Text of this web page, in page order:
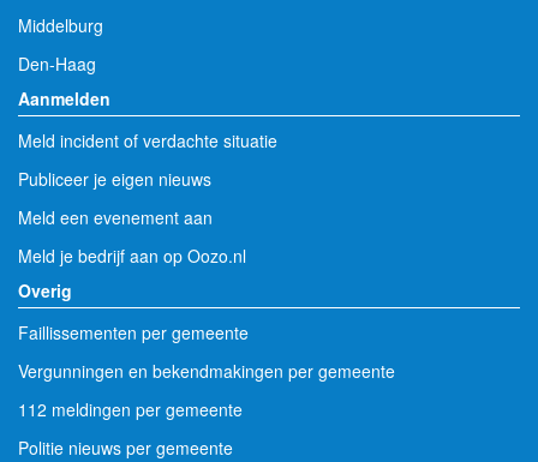
Middelburg
Den-Haag
Aanmelden
Meld incident of verdachte situatie
Publiceer je eigen nieuws
Meld een evenement aan
Meld je bedrijf aan op Oozo.nl
Overig
Faillissementen per gemeente
Vergunningen en bekendmakingen per gemeente
112 meldingen per gemeente
Politie nieuws per gemeente